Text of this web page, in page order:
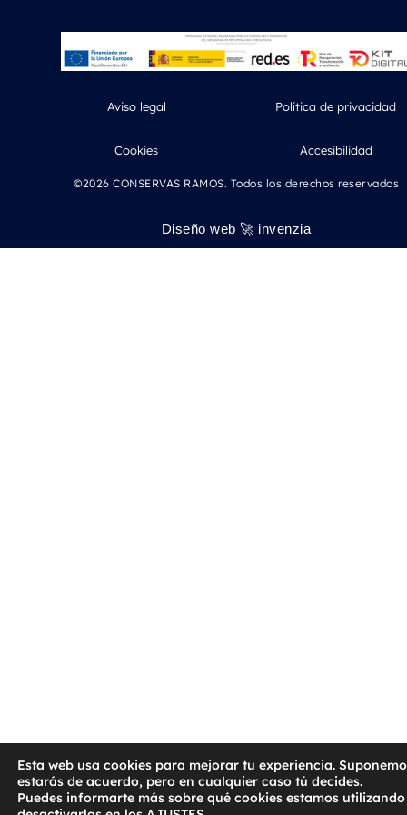
Aviso legal Política de privacidad
Cookies Accesibilidad
©2026 CONSERVAS RAMOS. Todos los derechos reservados
Diseño web 🚀 invenzia
Esta web usa cookies para mejorar tu experiencia.
estarás de acuerdo, pero en cualquier caso tú decides.
Puedes informarte más sobre qué cookies estamos